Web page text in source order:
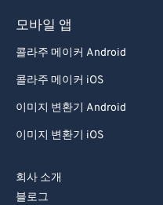
모바일 앱
콜라주 메이커 Android
콜라주 메이커 iOS
이미지 변환기 Android
이미지 변환기 iOS
회사 소개
블로그